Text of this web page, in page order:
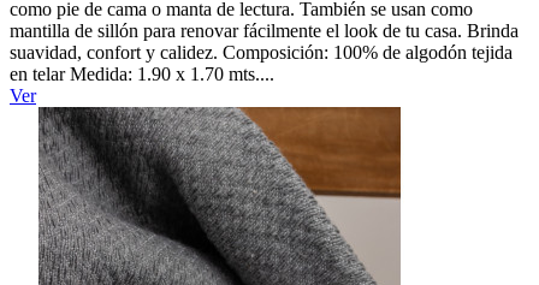
como pie de cama o manta de lectura. También se usan como
mantilla de sillón para renovar fácilmente el look de tu casa. Brinda
suavidad, confort y calidez. Composición: 100% de algodón tejida
en telar Medida: 1.90 x 1.70 mts....
Ver